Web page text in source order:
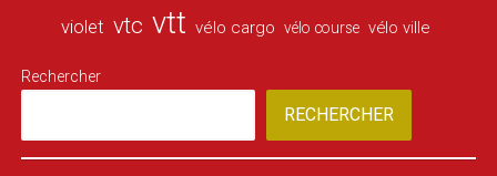
violet vtc vtt vélo cargo vélo course vélo ville
Rechercher
RECHERCHER